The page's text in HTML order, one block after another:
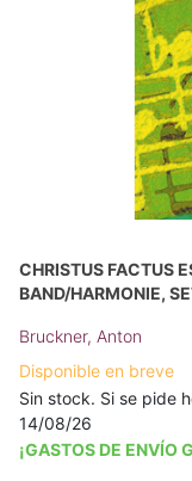
CHRISTUS FACTUS
BAND/HARMONIE,
Bruckner, Anton
Disponible en breve
Sin stock. Si se pide
14/08/26
¡GASTOS DE ENVÍO